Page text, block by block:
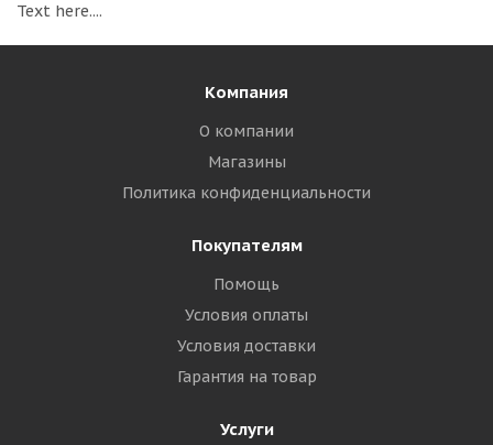
Text here....
Компания
О компании
Магазины
Политика конфиденциальности
Покупателям
Помощь
Условия оплаты
Условия доставки
Гарантия на товар
Услуги